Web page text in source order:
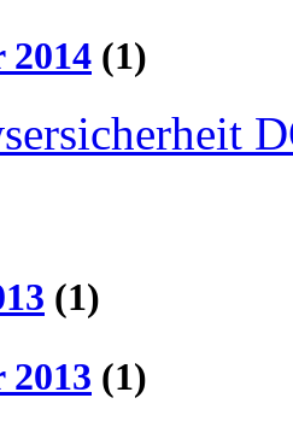
(1)
(1)
(1)